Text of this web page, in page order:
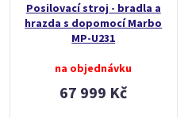
Posilovací stroj - bradla a
hrazda s dopomocí Marbo
MP-U231
na objednávku
67 999 Kč